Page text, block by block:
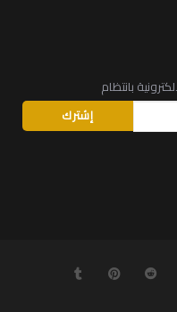
بانتظام